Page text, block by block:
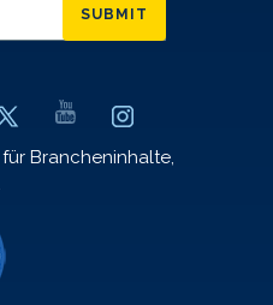
SUBMIT
Brancheninhalte,